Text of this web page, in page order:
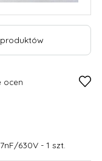
ocen
630V - 1 szt.